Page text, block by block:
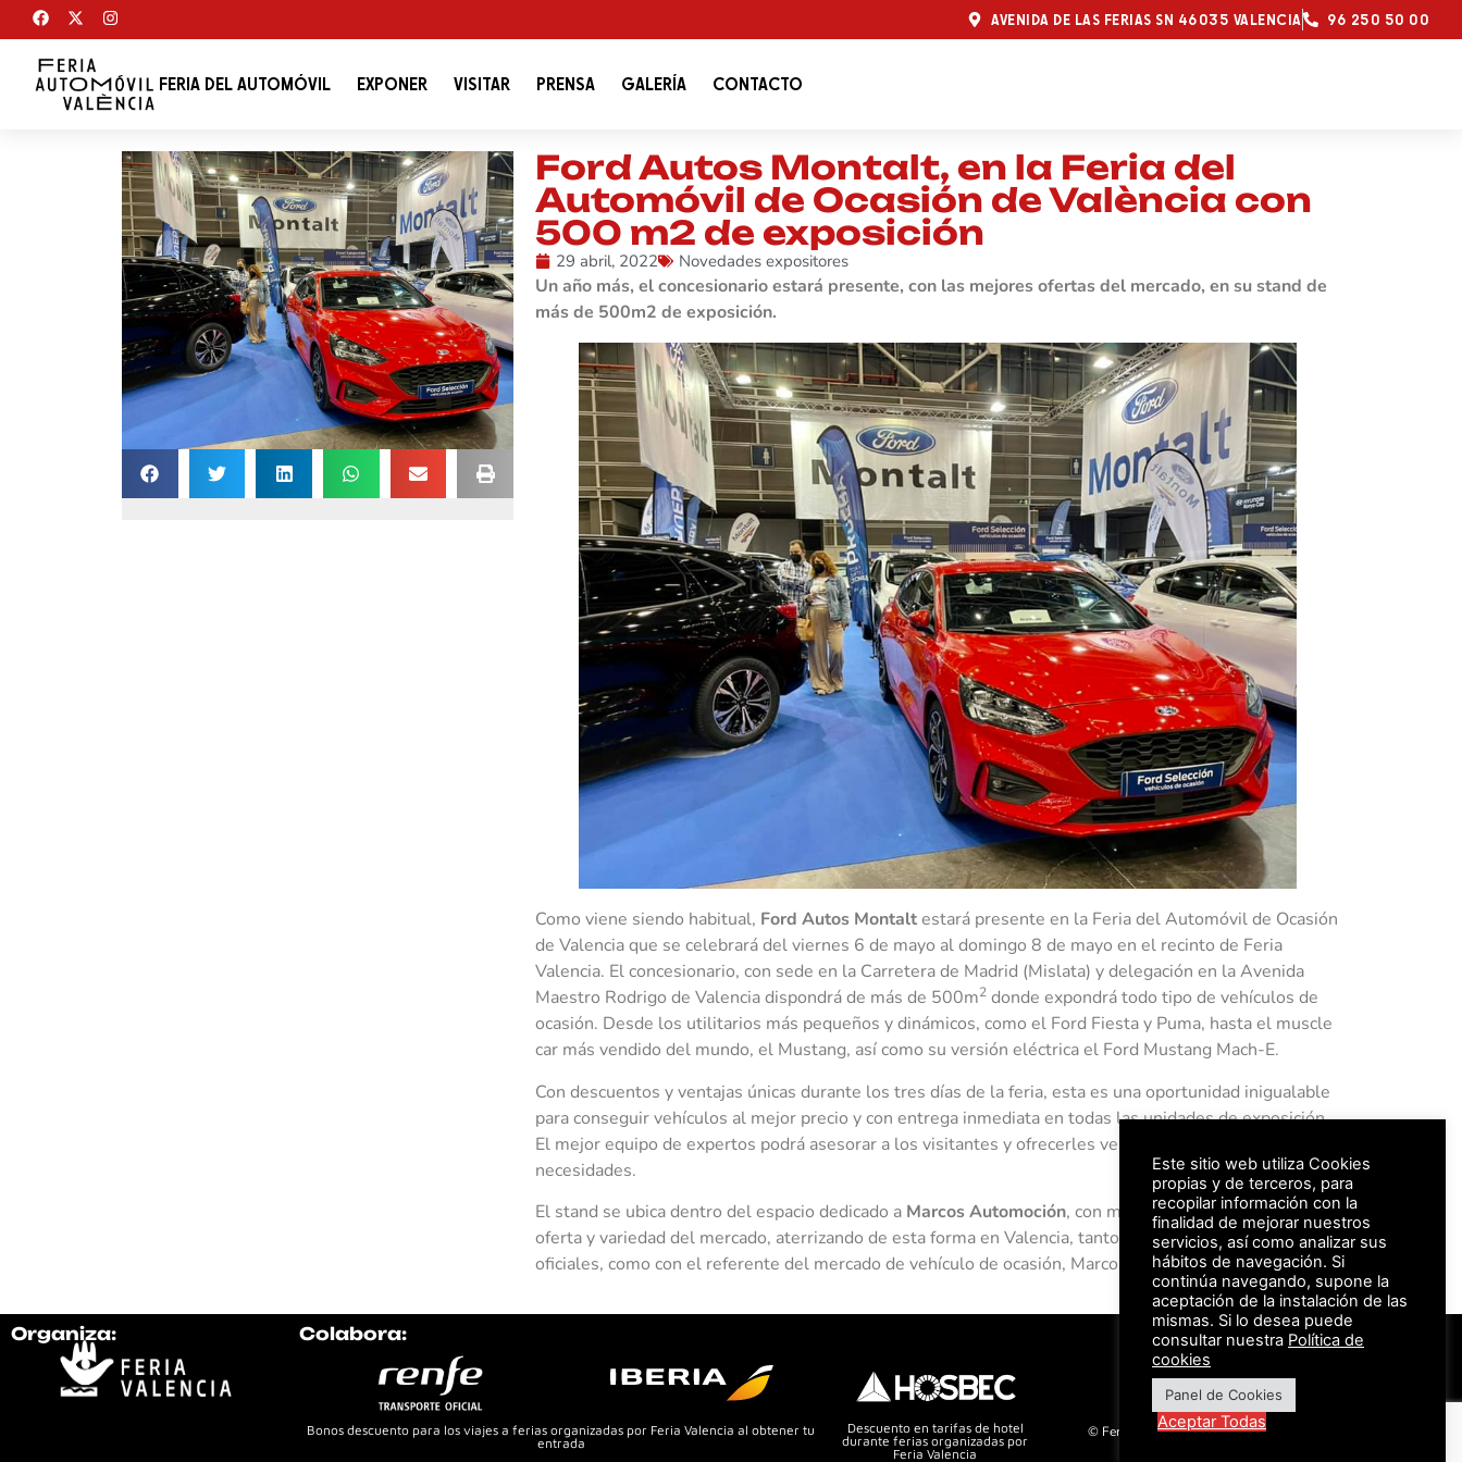
AVENIDA DE LAS FERIAS SN 46035 VALENCIA 96 250 50 00
FERIA DEL AUTOMÓVIL EXPONER VISITAR PRENSA GALERÍA CONTACTO
Ford Autos Montalt, en la Feria del
Automóvil de Ocasión de València con
500 m2 de exposición
29 abril, 2022 Novedades expositores
Un año más, el concesionario estará presente, con las mejores ofertas del mercado, en su stand de
más de 500m2 de exposición.
Como viene siendo habitual, Ford Autos Montaltestará presente en la Feria del Automóvil de Ocasión
de Valencia que se celebrará del viernes 6 de mayo al domingo 8 de mayo en el recinto de Feria
Valencia. El concesionario, con sede en la Carretera de Madrid (Mislata) y delegación en la Avenida
Maestro Rodrigo de Valencia dispondrá de más de 500m2donde expondrá todo tipo de vehículos de
ocasión. Desde los utilitarios más pequeños y dinámicos, como el Ford Fiesta y Puma, hasta el muscle
car más vendido del mundo, el Mustang, así como su versión eléctrica el Ford Mustang Mach-E.
Con descuentos y ventajas únicas durante los tres días de la feria, esta es una oportunidad inigualable
para conseguir vehículos al mejor precio y con entrega inmediata en todas las unidades de exposición.
El mejor equipo de expertos podrá asesorar a los visitantes y ofrecerles vehículos adaptados a sus
necesidades.
El stand se ubica dentro del espacio dedicado a Marcos Automoción, con más de 3.000m2y la mejor
oferta y variedad del mercado, aterrizando de esta forma en Valencia, tanto con diversas marcas
oficiales, como con el referente del mercado de vehículo de ocasión, Marcos Ocasión.
Organiza: Colabora:
Bonos descuento para los viajes a ferias organizadas por Feria Valencia al obtener tu
entrada
Descuento en tarifas de hotel
durante ferias organizadas por
Feria Valencia
#FeriaAutomovil25
Aviso Legal –Política de Privacidad
© Feria Valencia, todos los derechos reservados
Este sitio web utiliza Cookies
propias y de terceros, para
recopilar información con la
finalidad de mejorar nuestros
servicios, así como analizar sus
hábitos de navegación. Si
continúa navegando, supone la
aceptación de la instalación de las
mismas. Si lo desea puede
consultar nuestra Política de
cookies
Panel de Cookies
Aceptar Todas